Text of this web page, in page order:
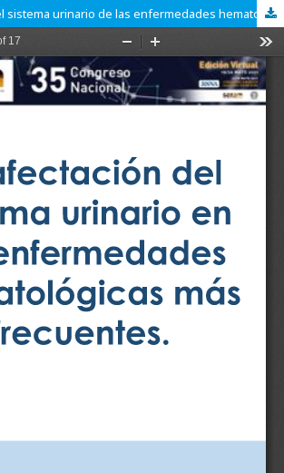
La afectación del sistema urinario de las enfermedades hematológicas más frecuentes.